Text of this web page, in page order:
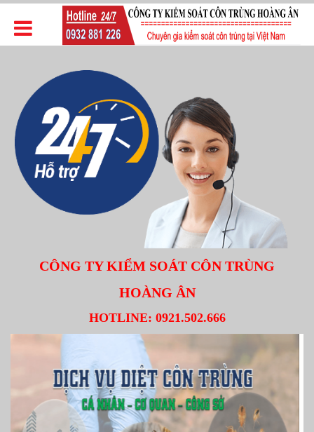
CÔNG TY KIỂM SOÁT CÔN TRÙNG
HOÀNG ÂN
HOTLINE: 0921.502.666